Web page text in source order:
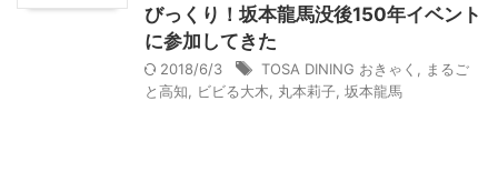
びっくり！坂本龍馬没後150年イベント
に参加してきた
2018/6/3 TOSA DINING おきゃく
まるご
と高知
ビビる大木 丸本莉子 坂本龍馬